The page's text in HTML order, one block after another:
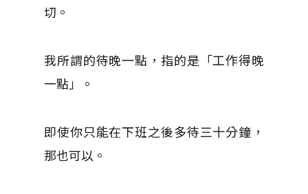
切。
我所謂的待晚一點，指的是「工作得晚
一點」。
即使你只能在下班之後多待三十分鐘，
那也可以。